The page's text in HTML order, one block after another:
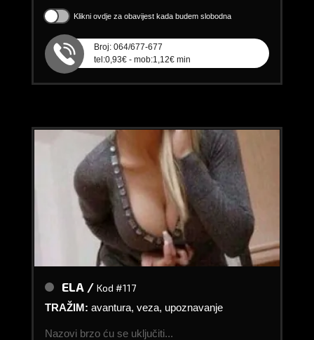
Klikni ovdje za obavijest kada budem slobodna
Broj: 064/677-677
tel:0,93€ - mob:1,12€ min
ELA / Kod #117
TRAŽIM: avantura, veza, upoznavanje
Nazovi brzo ću se uključiti...